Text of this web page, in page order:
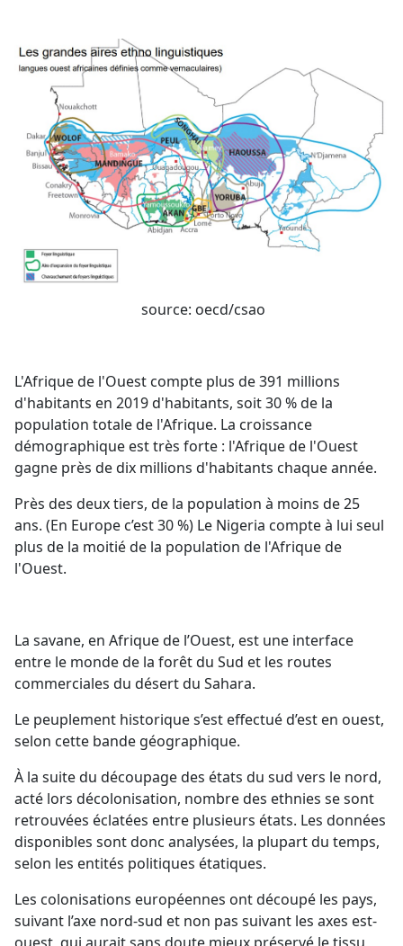
source: oecd/csao
L'Afrique de l'Ouest compte plus de 391 millions
d'habitants en 2019 d'habitants, soit 30 % de la
population totale de l'Afrique. La croissance
démographique est très forte : l'Afrique de l'Ouest
gagne près de dix millions d'habitants chaque année.
Près des deux tiers, de la population à moins de 25
ans. (En Europe c’est 30 %) Le Nigeria compte à lui seul
plus de la moitié de la population de l'Afrique de
l'Ouest.
La savane, en Afrique de l’Ouest, est une interface
entre le monde de la forêt du Sud et les routes
commerciales du désert du Sahara.
Le peuplement historique s’est effectué d’est en ouest,
selon cette bande géographique.
À la suite du découpage des états du sud vers le nord,
acté lors décolonisation, nombre des ethnies se sont
retrouvées éclatées entre plusieurs états. Les données
disponibles sont donc analysées, la plupart du temps,
selon les entités politiques étatiques.
Les colonisations européennes ont découpé les pays,
suivant l’axe nord-sud et non pas suivant les axes est-